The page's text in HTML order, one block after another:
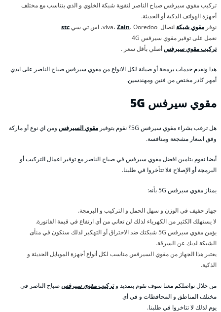
تركيب مقوي سيرفس صباح الناصر لتقوية شبكة الخلوي و الذي يتناسب مع مختلف
أجهزة الهواتف الذكية أو الحديثة.
نوفر مقوي شبكة اتصال viva، Zain، Ooredoo، اس تي سي
stc
نعمل على توفير مقوي سيرفس 4G
تركيب مقوي سيرفسأصلي بأقل سعر .
هذا ونقدم خدمات برمجة أو صيانة لكل الانواع من مقوي سيرفس صباح الناصر على ايدي
أمهر كادر مختص من فنين ومهندسين.
مقوي سيرفس 5 G
هل ترغب بشراء مقوي سيرفس 5G؟ نقوم بتوفير مقوي السيرفس ومن اي نوع أو ماركة
وفق اسعار مشجعة ومنافسة.
أيضا نقوم بتامين افضل مقوي سيرفس في صباح الناصر مع توفير اعمال التركيب أو
البرمجة أو الإصلاح فلا تتأخروا في طلبنا.
يمتاز مقوي سيرفس 5G بأنه:
جهاز خفيف في الوزن و سهل الحمل و التركيب و البرمجة.
لا يستهلك الكثير من الكهرباء لذلك لن تعاني من أي ارتفاع في قيمة الفاتورة.
يؤمن مقوي سيرفس 5G شبكتك ضد الاختراق أو التهكير لذلك ستكون في منأى
الشبكة لديك عن السرقة.
يعتبر هذا الجهاز من مقوي السيرفس مناسب لكل أنواع أجهزة الموبايل الحديثة و
الذكية.
من خلال تواصلكم معنا سوف نقوم بتمديد وتركيب مقوي سيرفسصباح الناصر في
مختلف المناطق و المحافظات و في أي
يوم لذلك لا تتاخروا في طلبنا.